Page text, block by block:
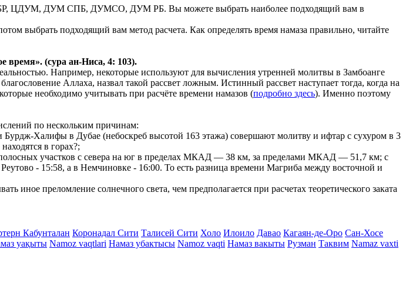
ЦДУМ, ДУМ СПБ, ДУМСО, ДУМ РБ. Вы можете выбрать наиболее подходящий вам в
выбрать подходящий вам метод расчета. Как определять время намаза правильно, читайте
время». (сура ан-Ниса, 4: 103).
Например, некоторые используют для вычисления утренней молитвы в Замбоанге
Аллаха, назвал такой рассвет ложным. Истинный рассвет наступает тогда, когда на
необходимо учитывать при расчёте времени намазов (подробно здесь). Именно поэтому
по нескольким причинам:
Халифы в Дубае (небоскреб высотой 163 этажа) совершают молитву и ифтар с сухуром в 3
в горах?;
участков с севера на юг в пределах МКАД — 38 км, за пределами МКАД — 51,7 км; с
- 15:58, а в Немчиновке - 16:00. То есть разница времени Магриба между восточной и
преломление солнечного света, чем предполагается при расчетах теоретического заката
Кабунталан Коронадал Сити Талисей Сити Холо Илоило Давао Кагаян-де-Оро Сан-Хосе
уақыты Namoz vaqtlari Намаз убактысы Namoz vaqti Намаз вакыты Рузман Таквим Namaz vaxti